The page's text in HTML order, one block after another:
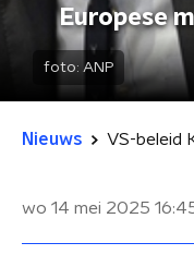
Europese
foto: ANP
Nieuws
wo 14 mei 2025